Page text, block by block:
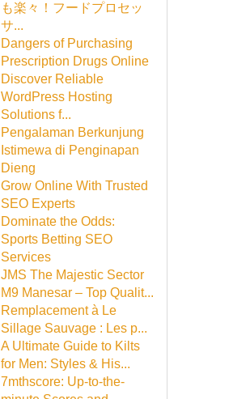
も楽々！フードプロセッ
サ...
Dangers of Purchasing
Prescription Drugs Online
Discover Reliable
WordPress Hosting
Solutions f...
Pengalaman Berkunjung
Istimewa di Penginapan
Dieng
Grow Online With Trusted
SEO Experts
Dominate the Odds:
Sports Betting SEO
Services
JMS The Majestic Sector
M9 Manesar – Top Qualit...
Remplacement à Le
Sillage Sauvage : Les p...
A Ultimate Guide to Kilts
for Men: Styles & His...
7mthscore: Up-to-the-